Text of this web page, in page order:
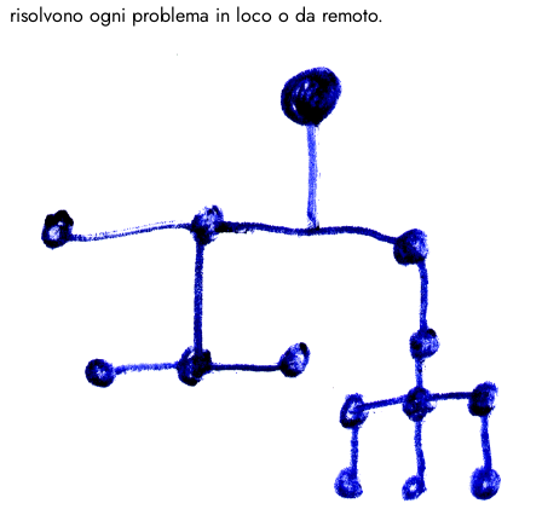
risolvono ogni problema in loco o da remoto.